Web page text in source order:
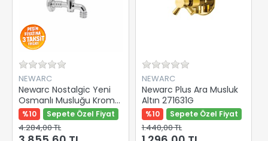
NEWARC
Newarc Nostalgic Yeni
Osmanlı Musluğu Krom
Perlatörlü 290712New
%10 Sepete Özel Fiyat
4.284,00 TL
NEWARC
Newarc Plus Ara Musluk
Altın 271631G
%10 Sepete Özel Fiyat
1.440,00 TL